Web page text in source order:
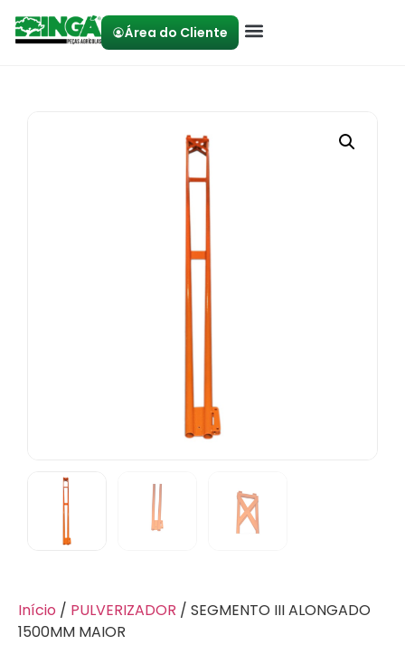
Área do Cliente
Início / PULVERIZADOR / SEGMENTO III ALONGADO
1500MM MAIOR